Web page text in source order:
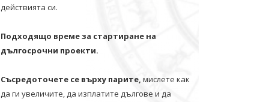
действията си.
Подходящо време за стартиране на
дългосрочни проекти.
Съсредоточете се върху парите, мислете как
да ги увеличите, да изплатите дългове и да